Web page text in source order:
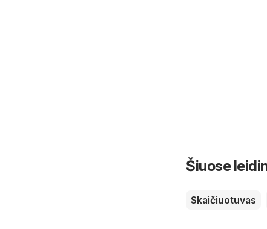
Šiuose
Skaičiuotuvas